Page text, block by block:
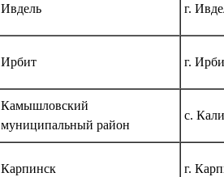
Ивдель г.
Ирбит г.
Камышловский
муниципальный район
с.
Карпинск г.